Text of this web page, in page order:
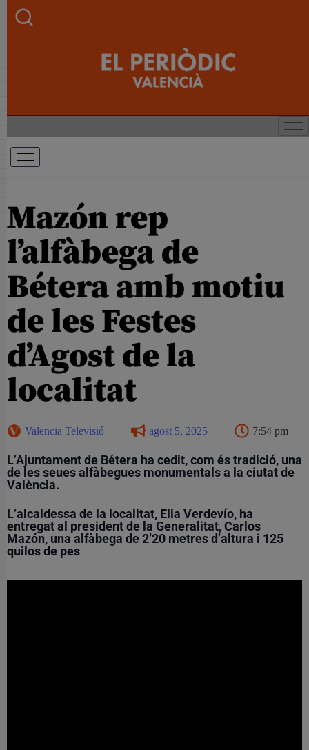
Mazón rep
l’alfàbega de
Bétera amb motiu
de les Festes
d’Agost de la
localitat
Valencia Televisió agost 5, 2025 7:54 pm
L’Ajuntament de Bétera ha cedit, com és tradició, una
de les seues alfàbegues monumentals a la ciutat de
València.
L’alcaldessa de la localitat, Elia Verdevío, ha
entregat al president de la Generalitat, Carlos
Mazón, una alfàbega de 2’20 metres d’altura i 125
quilos de pes